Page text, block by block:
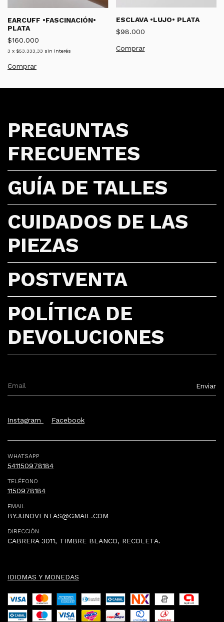
EARCUFF •FASCINACIÓN•
PLATA
$160.000
3 x $53.333,33 sin interés
Comprar
ESCLAVA •LUJO• PLATA
$98.000
Comprar
PREGUNTAS
FRECUENTES
GUÍA DE TALLES
CUIDADOS DE LAS
PIEZAS
POSTVENTA
POLÍTICA DE
DEVOLUCIONES
Instagram Facebook
WHATSAPP
541150978184
TELÉFONO
1150978184
EMAIL
BYJUNOVENTAS@GMAIL.COM
DIRECCIÓN
CABRERA 3011, TIMBRE BLANCO, RECOLETA.
IDIOMAS Y MONEDAS